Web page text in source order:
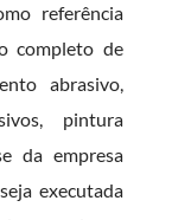
referência
completo de
abrasivo,
pintura
da empresa
executada